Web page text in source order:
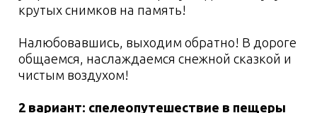
Условия проживания